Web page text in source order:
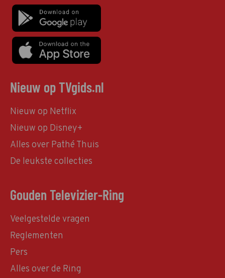
Nieuw op TVgids.nl
Nieuw op Netflix
Nieuw op Disney+
Alles over Pathé Thuis
De leukste collecties
Gouden Televizier-Ring
Veelgestelde vragen
Reglementen
Pers
Alles over de Ring